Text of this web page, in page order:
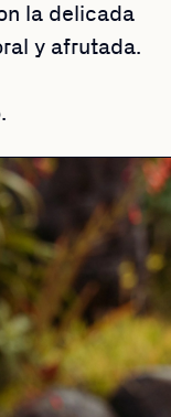
la delicada
y afrutada.